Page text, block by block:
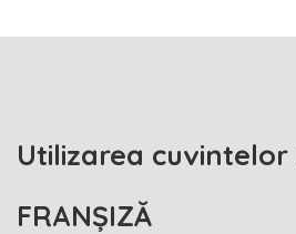
Utilizarea cuvintelor
FRANȘIZĂ